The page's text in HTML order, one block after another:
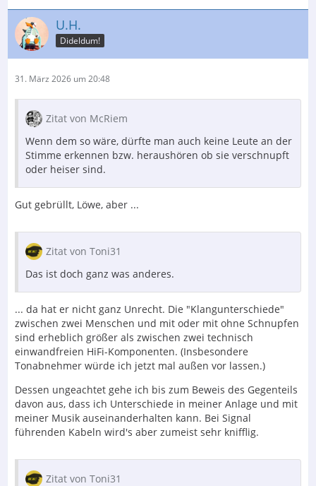
U.H.
Dideldum!
31. März 2026 um 20:48
Zitat von McRiem
Wenn dem so wäre, dürfte man auch keine Leute an der
Stimme erkennen bzw. heraushören ob sie verschnupft
oder heiser sind.
Gut gebrüllt, Löwe, aber ...
Zitat von Toni31
Das ist doch ganz was anderes.
... da hat er nicht ganz Unrecht. Die "Klangunterschiede"
zwischen zwei Menschen und mit oder mit ohne Schnupfen
sind erheblich größer als zwischen zwei technisch
einwandfreien HiFi-Komponenten. (Insbesondere
Tonabnehmer würde ich jetzt mal außen vor lassen.)
Dessen ungeachtet gehe ich bis zum Beweis des Gegenteils
davon aus, dass ich Unterschiede in meiner Anlage und mit
meiner Musik auseinanderhalten kann. Bei Signal
führenden Kabeln wird's aber zumeist sehr knifflig.
Zitat von Toni31